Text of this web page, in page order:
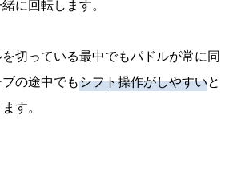
に回転します。
切っている最中でもパドルが常に同
の途中でもシフト操作がしやすいと
す。